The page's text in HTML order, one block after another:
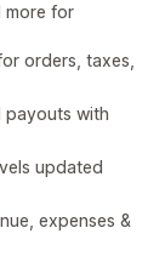
more for
orders, taxes,
payouts with
updated
expenses &